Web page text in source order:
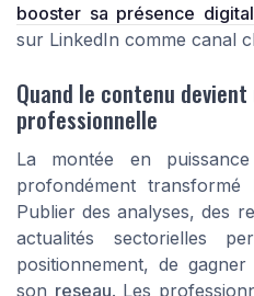
booster sa présence
sur LinkedIn comme canal
Quand le contenu
professionnelle
La montée en
profondément transformé
Publier des analyses, des
actualités sectorielles
positionnement, de
son reseau. Les